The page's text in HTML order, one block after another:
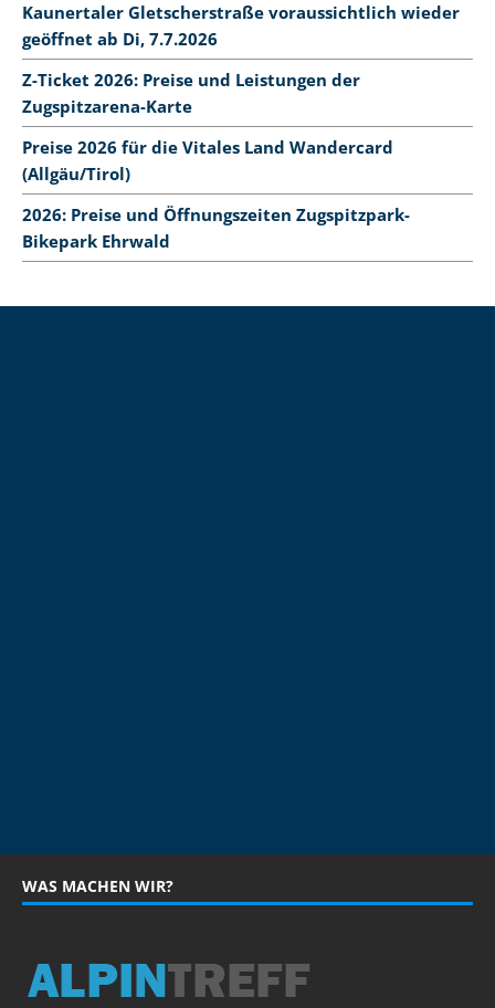
Kaunertaler Gletscherstraße voraussichtlich wieder
geöffnet ab Di, 7.7.2026
Z-Ticket 2026: Preise und Leistungen der
Zugspitzarena-Karte
Preise 2026 für die Vitales Land Wandercard
(Allgäu/Tirol)
2026: Preise und Öffnungszeiten Zugspitzpark-
Bikepark Ehrwald
WAS MACHEN WIR?